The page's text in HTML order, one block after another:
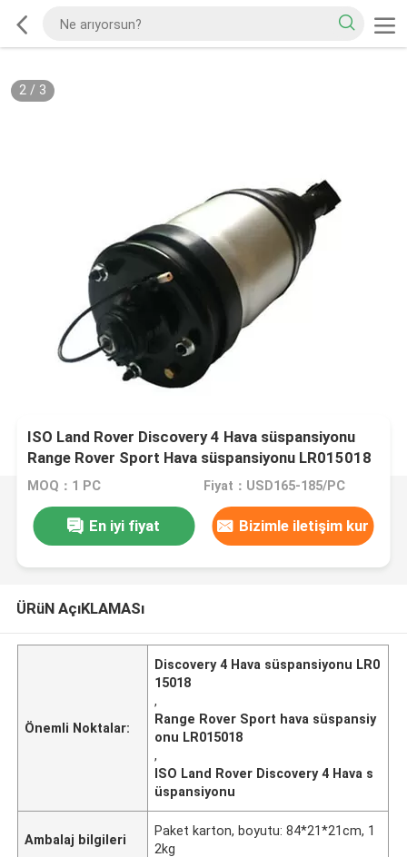
2/ 3
ISO Land Rover Discovery 4 Hava süspansiyonu
Range Rover Sport Hava süspansiyonu LR015018
MOQ：1 PC Fiyat：USD165-185/PC
En iyi fiyat Bizimle iletişim kur
ÜRüN AçıKLAMASı
Önemli Noktalar:
Discovery 4 Hava süspansiyonu LR0
15018
,
Range Rover Sport hava süspansiy
onu LR015018
,
ISO Land Rover Discovery 4 Hava s
üspansiyonu
Ambalaj bilgileri
Paket karton, boyutu: 84*21*21cm, 1
2kg